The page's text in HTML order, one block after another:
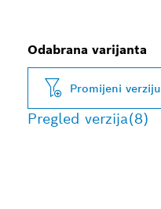
Odabrana varijanta
Promijeni verziju
Pregled verzija(8)